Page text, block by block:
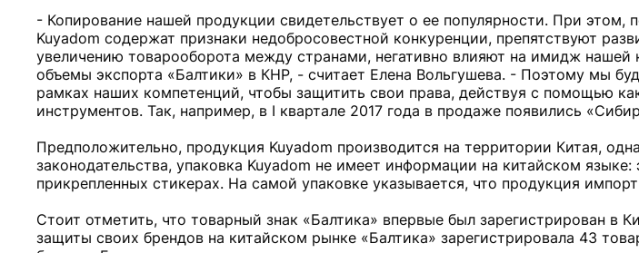
- Копирование нашей продукции свидетельствует о ее популярности. При
Kuyadom содержат признаки недобросовестной конкуренции, препятствуют
увеличению товарооборота между странами, негативно влияют на имидж
объемы экспорта «Балтики» в КНР, - считает Елена Вольгушева. - Поэтому мы
рамках наших компетенций, чтобы защитить свои права, действуя с помощью
инструментов. Так, например, в I квартале 2017 года в продаже появились
Предположительно, продукция Kuyadom производится на территории Китая,
законодательства, упаковка Kuyadom не имеет информации на китайском языке:
прикрепленных стикерах. На самой упаковке указывается, что продукция
Стоит отметить, что товарный знак «Балтика» впервые был зарегистрирован в
защиты своих брендов на китайском рынке «Балтика» зарегистрировала 43